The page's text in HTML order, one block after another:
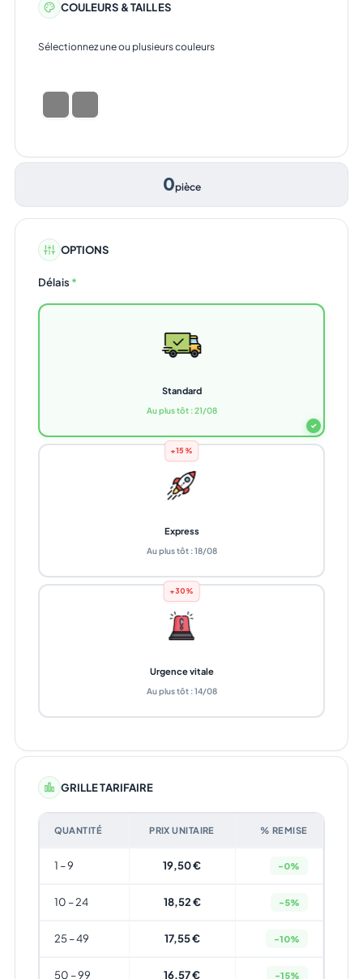
COULEURS & TAILLES
Sélectionnez une ou plusieurs couleurs
0pièce
OPTIONS
Délais *
✓
Standard
Au plus tôt : 21/08
+15%
Express
Au plus tôt : 18/08
+30%
Urgence vitale
Au plus tôt : 14/08
GRILLE TARIFAIRE
QUANTITÉ PRIX UNITAIRE % REMISE
1 – 9 19,50 € -0%
10 – 24 18,52 € -5%
25 – 49 17,55 € -10%
50 – 99 16,57 € -15%